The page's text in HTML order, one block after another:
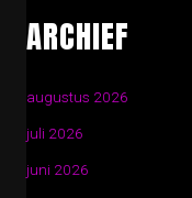
ARCHIEF
augustus 2026
juli 2026
juni 2026